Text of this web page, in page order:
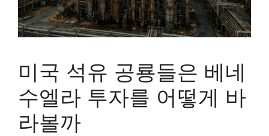
미국 석유 공룡들은 베네
수엘라 투자를 어떻게 바
라볼까